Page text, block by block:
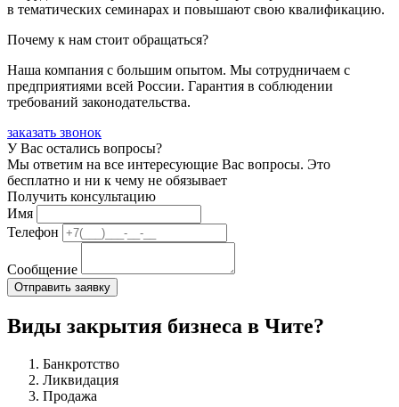
в тематических семинарах и повышают свою квалификацию.
Почему к нам стоит обращаться?
Наша компания с большим опытом. Мы сотрудничаем с
предприятиями всей России. Гарантия в соблюдении
требований законодательства.
заказать звонок
У Вас остались вопросы?
Мы ответим на все интересующие Вас вопросы. Это
бесплатно и ни к чему не обязывает
Получить консультацию
Имя
Телефон
Сообщение
Виды закрытия бизнеса в Чите?
Банкротство
Ликвидация
Продажа